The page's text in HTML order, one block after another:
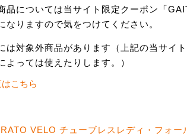
品については当サイト限定クーポン「
なりますので気をつけてください。
は対象外商品があります（上記の当サイ
よっては使えたりします。）
こちら
VELO チューブレスレディ・フォー